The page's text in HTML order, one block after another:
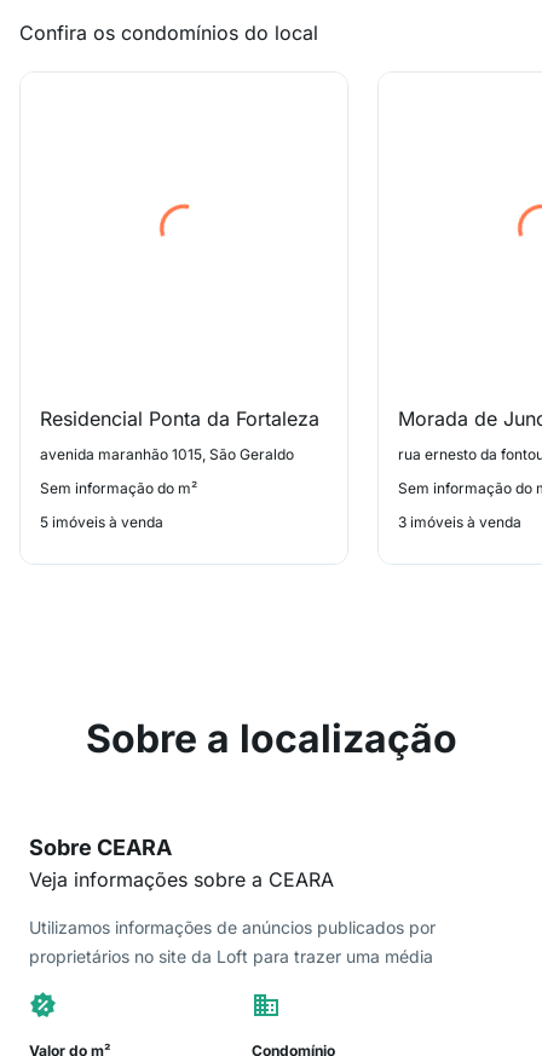
Confira os condomínios do local
Residencial Ponta da Fortaleza
avenida maranhão 1015, São Geraldo
Sem informação do m²
5 imóveis à venda
Morada de
Sem informação do
3 imóveis à venda
Sobre a localização
Sobre CEARA
Veja informações sobre a CEARA
Utilizamos informações de anúncios publicados por
proprietários no site da Loft para trazer uma média
Valor do m² Condomínio